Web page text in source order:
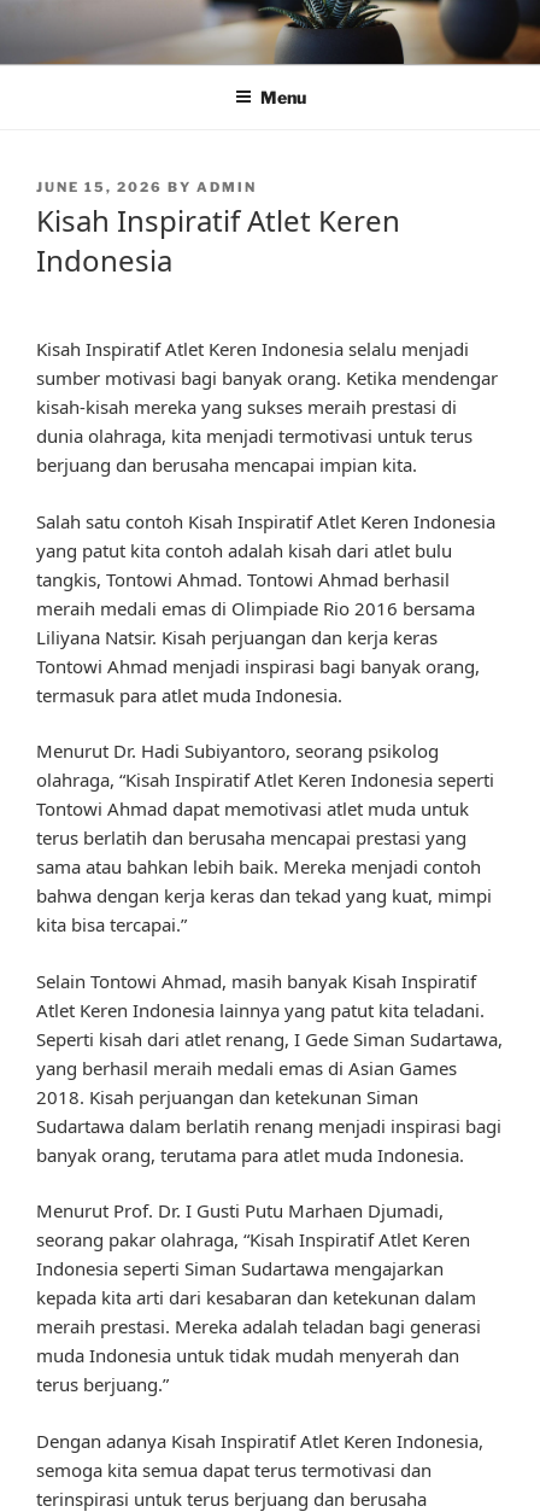
content
Menu
POSTED
ON
JUNE 15, 2026 BY ADMIN
Kisah Inspiratif Atlet Keren
Indonesia
Kisah Inspiratif Atlet Keren Indonesia selalu menjadi
sumber motivasi bagi banyak orang. Ketika mendengar
kisah-kisah mereka yang sukses meraih prestasi di
dunia olahraga, kita menjadi termotivasi untuk terus
berjuang dan berusaha mencapai impian kita.
Salah satu contoh Kisah Inspiratif Atlet Keren Indonesia
yang patut kita contoh adalah kisah dari atlet bulu
tangkis, Tontowi Ahmad. Tontowi Ahmad berhasil
meraih medali emas di Olimpiade Rio 2016 bersama
Liliyana Natsir. Kisah perjuangan dan kerja keras
Tontowi Ahmad menjadi inspirasi bagi banyak orang,
termasuk para atlet muda Indonesia.
Menurut Dr. Hadi Subiyantoro, seorang psikolog
olahraga, “Kisah Inspiratif Atlet Keren Indonesia seperti
Tontowi Ahmad dapat memotivasi atlet muda untuk
terus berlatih dan berusaha mencapai prestasi yang
sama atau bahkan lebih baik. Mereka menjadi contoh
bahwa dengan kerja keras dan tekad yang kuat, mimpi
kita bisa tercapai.”
Selain Tontowi Ahmad, masih banyak Kisah Inspiratif
Atlet Keren Indonesia lainnya yang patut kita teladani.
Seperti kisah dari atlet renang, I Gede Siman Sudartawa,
yang berhasil meraih medali emas di Asian Games
2018. Kisah perjuangan dan ketekunan Siman
Sudartawa dalam berlatih renang menjadi inspirasi bagi
banyak orang, terutama para atlet muda Indonesia.
Menurut Prof. Dr. I Gusti Putu Marhaen Djumadi,
seorang pakar olahraga, “Kisah Inspiratif Atlet Keren
Indonesia seperti Siman Sudartawa mengajarkan
kepada kita arti dari kesabaran dan ketekunan dalam
meraih prestasi. Mereka adalah teladan bagi generasi
muda Indonesia untuk tidak mudah menyerah dan
terus berjuang.”
Dengan adanya Kisah Inspiratif Atlet Keren Indonesia,
semoga kita semua dapat terus termotivasi dan
terinspirasi untuk terus berjuang dan berusaha